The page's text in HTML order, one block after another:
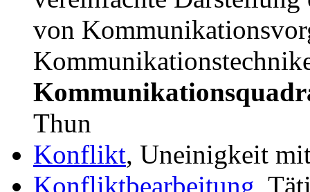
von
Thun
Konflikt, Uneinigkeit
Konfliktbearbeitung,